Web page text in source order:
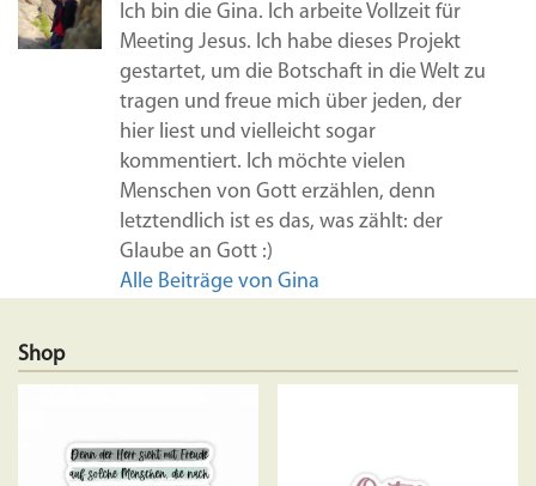
Ich bin die Gina. Ich arbeite Vollzeit für
Meeting Jesus. Ich habe dieses Projekt
gestartet, um die Botschaft in die Welt zu
tragen und freue mich über jeden, der
hier liest und vielleicht sogar
kommentiert. Ich möchte vielen
Menschen von Gott erzählen, denn
letztendlich ist es das, was zählt: der
Glaube an Gott :)
Alle Beiträge von Gina
Shop